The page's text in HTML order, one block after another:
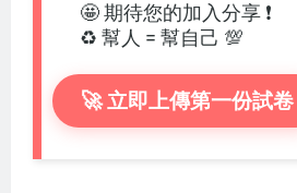
🤩 期待您的加入分享 ❗
♻️ 幫人 = 幫自己 💯
🚀 立即上傳第一份試卷